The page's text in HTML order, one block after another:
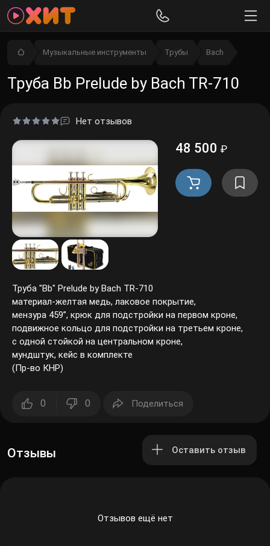
Музыкальные инструменты Трубы Bach
Труба Bb Prelude by Bach TR-710
Нет отзывов
48 500 ₽
Труба "Bb" Prelude by Bach TR-710
материал-желтая медь, лаковое покрытие,
мензура 459”, крюк для подстройки на первом кроне,
подвижное кольцо для подстройки на третьем кроне,
с одной стойкой на центральном кроне,
мундштук, кейс в комплекте
(Пр-во КНР)
0 0 Поделиться
Отзывы Оставить отзыв
Отзывов ещё нет